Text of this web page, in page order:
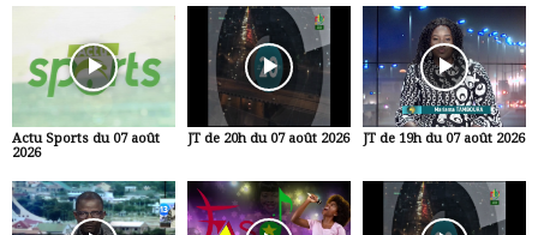
Actu Sports du 07 août
2026
JT de 20h du 07 août 2026 JT de 19h du 07 août 2026